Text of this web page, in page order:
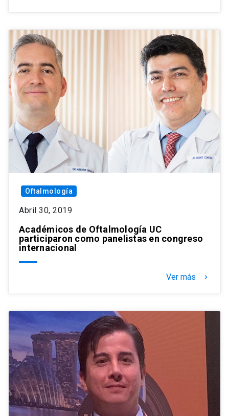
Oftalmología
Abril 30, 2019
Académicos de Oftalmología UC
participaron como panelistas en congreso
internacional
Ver más keyboard_arrow_right